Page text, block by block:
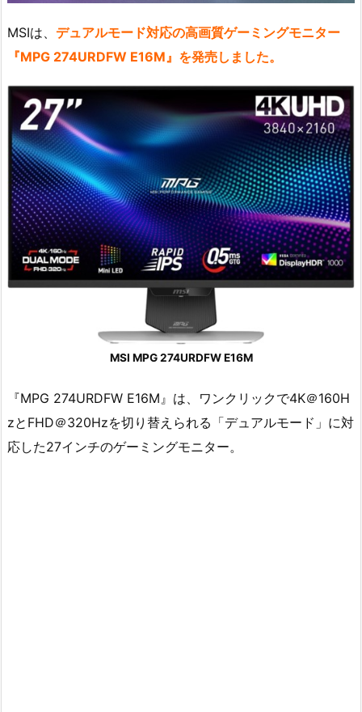
MSIは、 デュアルモード対応の高画質ゲーミングモニター
『MPG 274URDFW E16M』を発売しました。
MSI MPG 274URDFW E16M
『MPG 274URDFW E16M』は、ワンクリックで4K＠160H
zとFHD＠320Hzを切り替えられる「デュアルモード」に対
応した27インチのゲーミングモニター。